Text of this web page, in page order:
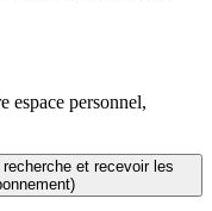
espace personnel,
et recevoir les